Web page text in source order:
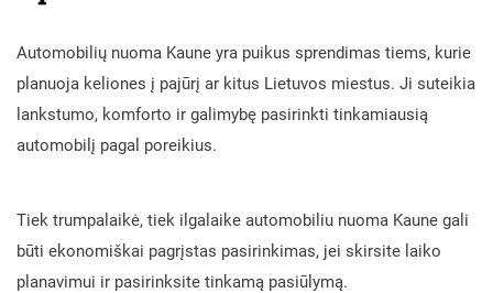
Automobilių nuoma Kaune yra puikus sprendimas tiems, kurie
planuoja keliones į pajūrį ar kitus Lietuvos miestus. Ji suteikia
lankstumo, komforto ir galimybę pasirinkti tinkamiausią
automobilį pagal poreikius.
Tiek trumpalaikė, tiek ilgalaike automobiliu nuoma Kaune gali
būti ekonomiškai pagrįstas pasirinkimas, jei skirsite laiko
planavimui ir pasirinksite tinkamą pasiūlymą.